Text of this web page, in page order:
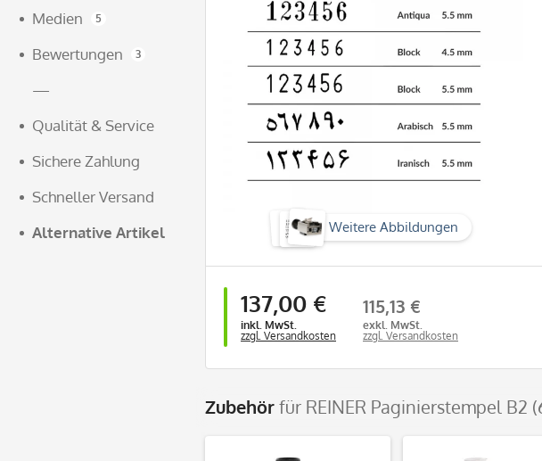
Medien
5
Bewertungen 3
—
Qualität & Service
Sichere Zahlung
Schneller Versand
Alternative Artikel
Weitere Abbildungen
137,00 €
inkl. MwSt.
zzgl. Versandkosten
115,13 €
exkl. MwSt.
zzgl. Versandkosten
Zubehörfür REINER Paginierstempel B2